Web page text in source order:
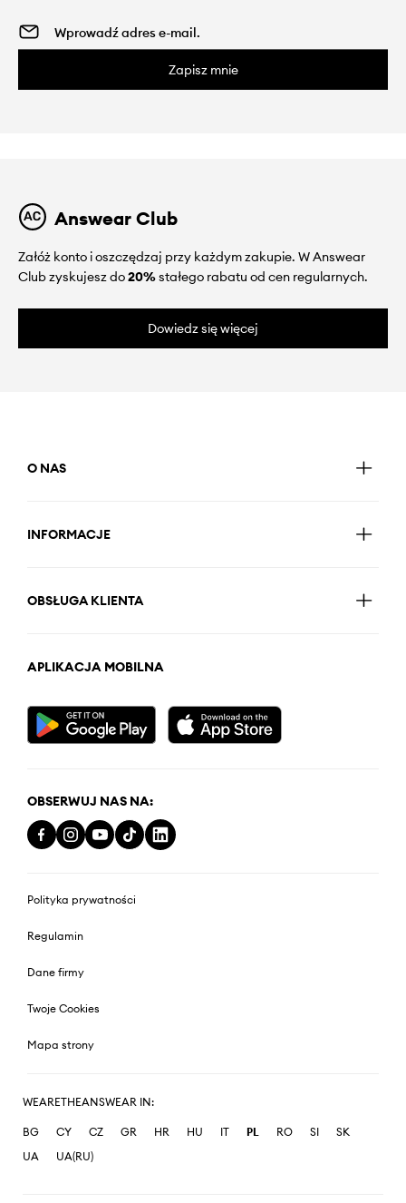
Zapisz mnie
Answear Club
Załóż konto i oszczędzaj przy każdym zakupie. W Answear
Club zyskujesz do20%stałego rabatu od cen regularnych.
Dowiedz się więcej
O NAS
INFORMACJE
OBSŁUGA KLIENTA
APLIKACJA MOBILNA
OBSERWUJ NAS NA:
Polityka prywatności
Regulamin
Dane firmy
Twoje Cookies
Mapa strony
WEARETHEANSWEAR IN:
BG CY CZ GR HR HU IT PL RO SI
SK
UA
UA(RU)